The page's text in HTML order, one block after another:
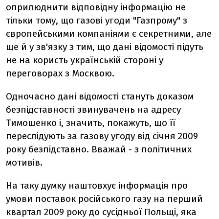
оприлюднити відповідну інформацію не
тільки тому, що газові угоди "Газпрому" з
європейськими компаніями є секретними, але
ще й у зв'язку з тим, що дані відомості підуть
не на користь українській стороні у
переговорах з Москвою.
Одночасно дані відомості стануть доказом
безпідставності звинувачень на адресу
Тимошенко і, значить, покажуть, що її
переслідують за газову угоду від січня 2009
року безпідставно. Вважай - з політичних
мотивів.
На таку думку наштовхує інформація про
умови поставок російського газу на перший
квартал 2009 року до сусідньої Польщі, яка